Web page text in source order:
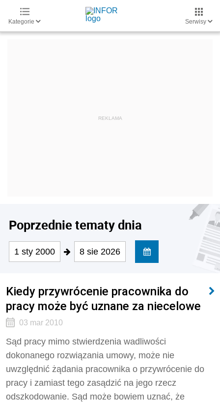
Kategorie Serwisy
Poprzednie tematy dnia
1 sty 2000 8 sie 2026
Kiedy przywrócenie pracownika do
pracy może być uznane za niecelowe
03 mar 2010
Sąd pracy mimo stwierdzenia wadliwości
dokonanego rozwiązania umowy, może nie
uwzględnić żądania pracownika o przywrócenie do
pracy i zamiast tego zasądzić na jego rzecz
odszkodowanie. Sąd może bowiem uznać, że